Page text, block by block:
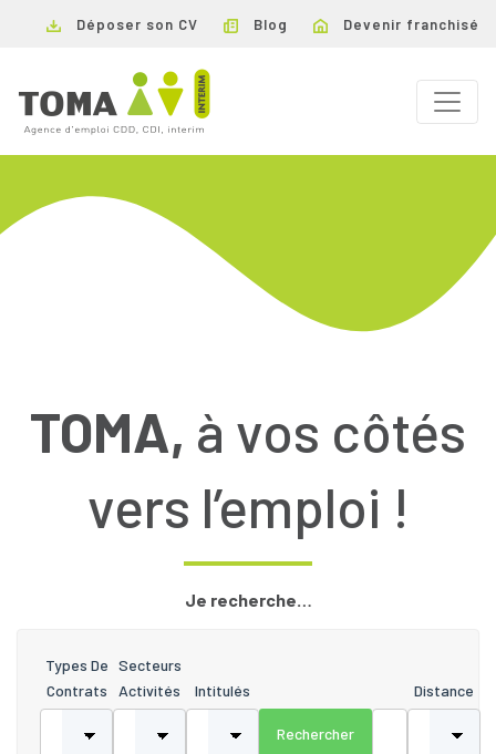
Déposer son CV Blog Devenir franchisé
TOMA, à vos côtés
vers l’emploi !
Je recherche…
Distance
Types De
Contrats
Secteurs
Activités
Intitulés